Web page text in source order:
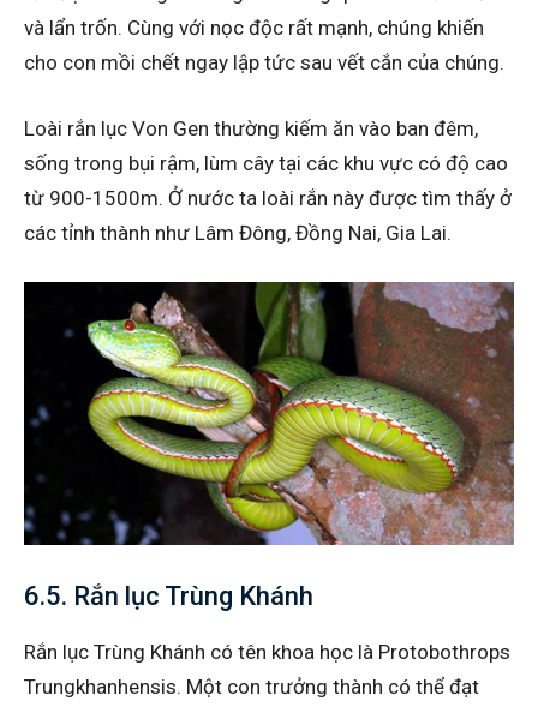
và lẩn trốn. Cùng với nọc độc rất mạnh, chúng khiến
cho con mồi chết ngay lập tức sau vết cắn của chúng.
Loài rắn lục Von Gen thường kiếm ăn vào ban đêm,
sống trong bụi rậm, lùm cây tại các khu vực có độ cao
từ 900-1500m. Ở nước ta loài rắn này được tìm thấy ở
các tỉnh thành như Lâm Đông, Đồng Nai, Gia Lai.
6.5. Rắn lục Trùng Khánh
Rắn lục Trùng Khánh có tên khoa học là Protobothrops
Trungkhanhensis. Một con trưởng thành có thể đạt